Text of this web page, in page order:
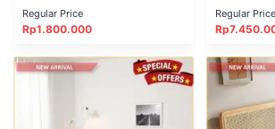
Regular Price
Rp1.800.000
Regular Price
Rp